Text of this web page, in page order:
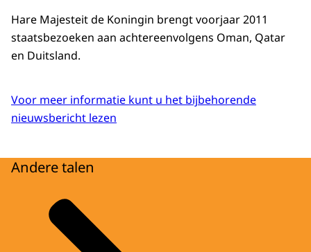
Hare Majesteit de Koningin brengt voorjaar 2011
staatsbezoeken aan achtereenvolgens Oman, Qatar
en Duitsland.
Voor meer informatie kunt u het bijbehorende
nieuwsbericht lezen
Andere talen